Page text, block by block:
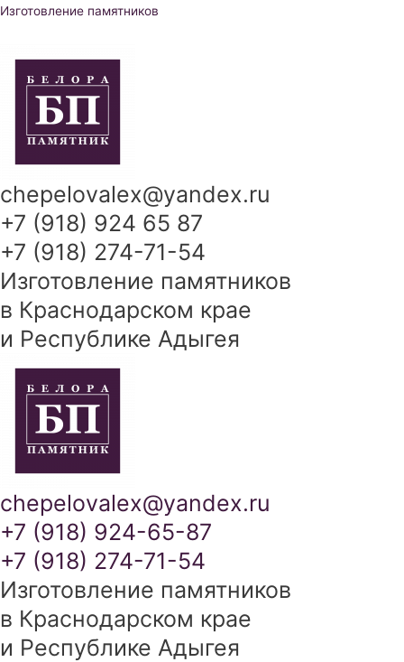
Перейти
Изготовление памятников
chepelovalex@yandex.ru
+7 (918) 924 65 87
+7 (918) 274-71-54
Изготовление памятников
в Краснодарском крае
и Республике Адыгея
chepelovalex@yandex.ru
+7 (918) 924-65-87
+7 (918) 274-71-54
Изготовление памятников
в Краснодарском крае
и Республике Адыгея